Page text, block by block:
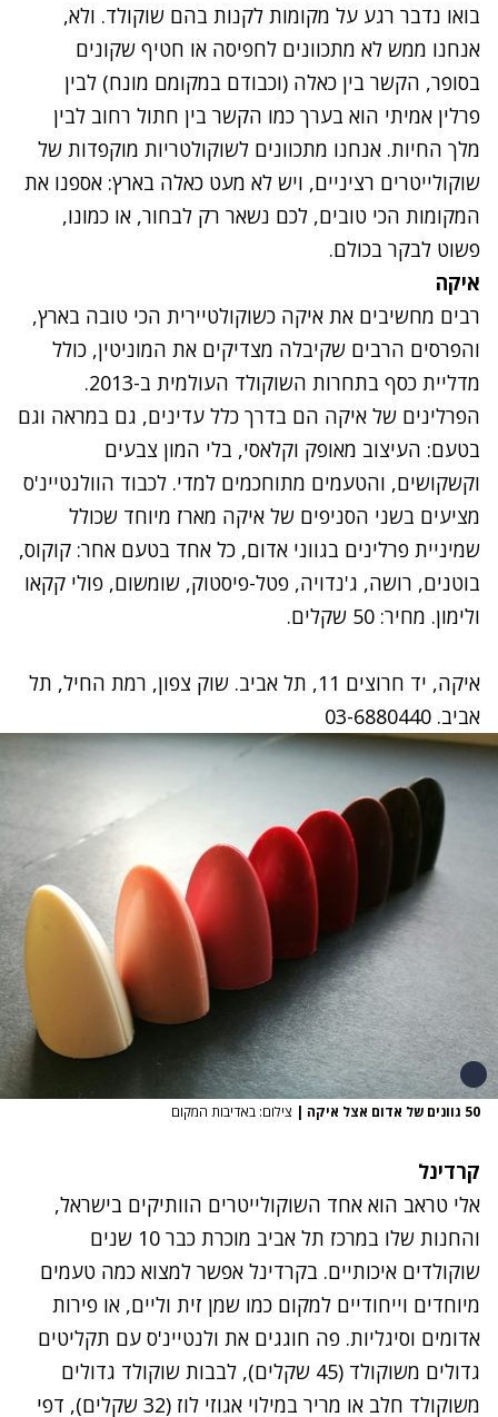
בואו נדבר רגע על מקומות לקנות בהם שוקולד. ולא,
אנחנו ממש לא מתכוונים לחפיסה או חטיף שקונים
בסופר, הקשר בין כאלה (וכבודם במקומם מונח) לבין
פרלין אמיתי הוא בערך כמו הקשר בין חתול רחוב לבין
מלך החיות. אנחנו מתכוונים לשוקולטריות מוקפדות של
שוקולייטרים רציניים, ויש לא מעט כאלה בארץ: אספנו את
המקומות הכי טובים, לכם נשאר רק לבחור, או כמונו,
פשוט לבקר בכולם.
איקה
רבים מחשיבים את איקה כשוקולטיירית הכי טובה בארץ,
והפרסים הרבים שקיבלה מצדיקים את המוניטין, כולל
מדליית כסף בתחרות השוקולד העולמית ב-2013.
הפרלינים של איקה הם בדרך כלל עדינים, גם במראה וגם
בטעם: העיצוב מאופק וקלאסי, בלי המון צבעים
וקשקושים, והטעמים מתוחכמים למדי. לכבוד הוולנטיינ'ס
מציעים בשני הסניפים של איקה מארז מיוחד שכולל
שמיניית פרלינים בגווני אדום, כל אחד בטעם אחר: קוקוס,
בוטנים, רושה, ג'נדויה, פטל-פיסטוק, שומשום, פולי קקאו
ולימון. מחיר: 50 שקלים.
איקה, יד חרוצים 11, תל אביב. שוק צפון, רמת החיל, תל
אביב. 03-6880440
50 גוונים של אדום אצל איקה | צילום: באדיבות המקום
קרדינל
אלי טראב הוא אחד השוקולייטרים הוותיקים בישראל,
והחנות שלו במרכז תל אביב מוכרת כבר 10 שנים
שוקולדים איכותיים. בקרדינל אפשר למצוא כמה טעמים
מיוחדים וייחודיים למקום כמו שמן זית וליים, או פירות
אדומים וסיגליות. פה חוגגים את ולנטיינ'ס עם תקליטים
גדולים משוקולד (45 שקלים), לבבות שוקולד גדולים
משוקולד חלב או מריר במילוי אגוזי לוז (32 שקלים), דפי